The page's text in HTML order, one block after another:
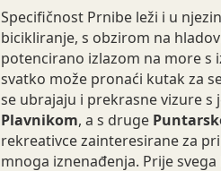
Specifičnost Prnibe leži i u
bicikliranje, s obzirom na
potencirano izlazom na more s
svatko može pronaći kutak za
se ubrajaju i prekrasne vizure
Plavnikom, a s druge
rekreativce zainteresirane za
mnoga iznenađenja. Prije